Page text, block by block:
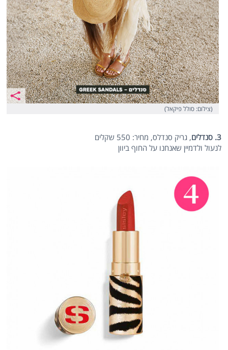
(צילום: סולל פיקאל)
3. סנדלים
, גריק סנדלס, מחיר: 550 שקלים
לנעול ולדמיין שאנחנו על החוף ביוון